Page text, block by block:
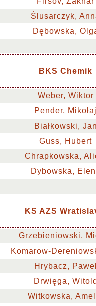
Ślusarczyk,
Dębowska,
BKS Chemik
Weber, Wiktor
Pender,
Białkowski,
Guss, Hubert
Chrapkowska,
Dybowska,
KS AZS
Grzebieniowski,
Komarow-
Hrybacz,
Drwięga,
Witkowska,